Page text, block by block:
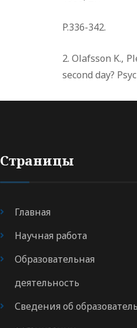
P.336-342.
2. Olafsson K.,
second day?
Страницы
Главная
Научная работа
Образовательная
деятельность
Сведения об